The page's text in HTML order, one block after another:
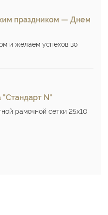
праздником — Днем
и желаем успехов во
"Стандарт N"
рамочной сетки 25х10